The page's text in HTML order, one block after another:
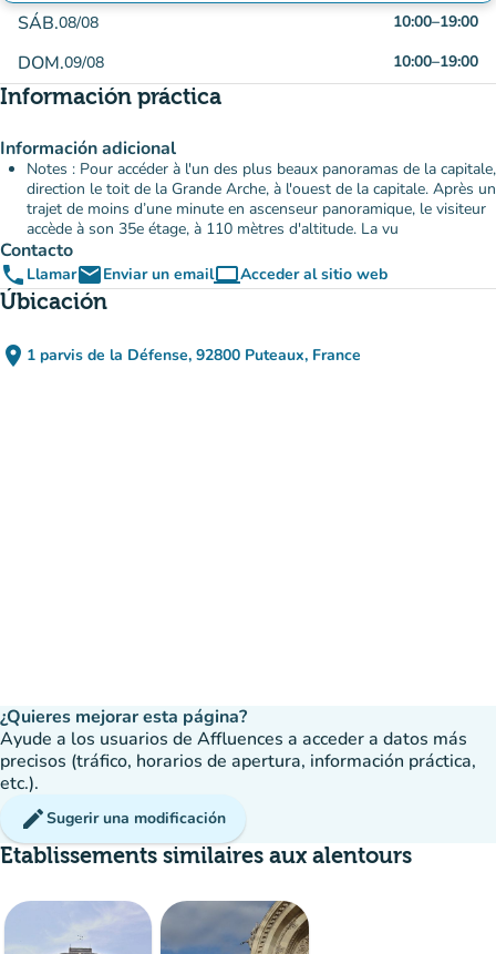
SÁB.08/08 10:00–19:00
DOM.09/08 10:00–19:00
Información práctica
Información adicional
Notes : Pour accéder à l'un des plus beaux panoramas de la capitale,
direction le toit de la Grande Arche, à l'ouest de la capitale. Après un
trajet de moins d’une minute en ascenseur panoramique, le visiteur
accède à son 35e étage, à 110 mètres d'altitude. La vu
Contacto
phone LlamaremailEnviar un emailcomputerAcceder al sitio web
(nueva pestaña)
Úbicación
place 1 parvis de la Défense, 92800 Puteaux, France
(abrir en Google Maps)
(nueva pestaña)
¿Quieres mejorar esta página?
Ayude a los usuarios de Affluences a acceder a datos más
precisos (tráfico, horarios de apertura, información práctica,
etc.).
editSugerir una modificación
Etablissements similaires aux alentours